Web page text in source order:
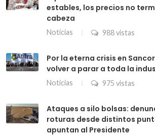
estables, los precios no
cabeza
Noticias 988 vistas
Por la eterna crisis en
volver a parar a toda la
Noticias 975 vistas
Ataques a silo bolsas:
roturas desde distintos
apuntan al Presidente